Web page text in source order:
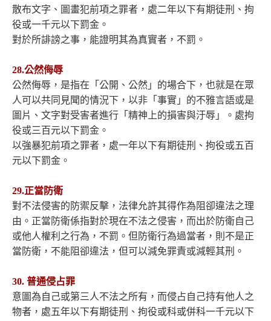
散布文字、圖畫犯前項之罪者，處二年以下有期徒刑、拘
役或一千元以下罰金。
對於所誹謗之事，能證明其為真實者，不罰。
28.公然侮辱
公然侮辱，是指在「公開、公然」的場合下，也就是在眾
人可以共同見聞的情況下，以非「事實」的不雅言語或是
圖片、文字對受害者進行「精神上的損害與汙辱」。處拘
役或三百元以下罰金。
以強暴犯前項之罪者，處一年以下有期徒刑、拘役或五百
元以下罰金。
29.正當防衛
對不法侵害的防禦反擊，法律允許其得作為阻卻違法之理
由。正當防衛係指對於現在不法之侵害，而出於防衛自己
或他人權利之行為，不罰。但防衛行為過當者，則不是正
當防衛，不能阻卻違法，但可以減免罪責或減輕其刑。
30. 普通侵占罪
意圖為自己或第三人不法之所有，而侵占自己持有他人之
物者，處五年以下有期徒刑、拘役或科或併科一千元以下